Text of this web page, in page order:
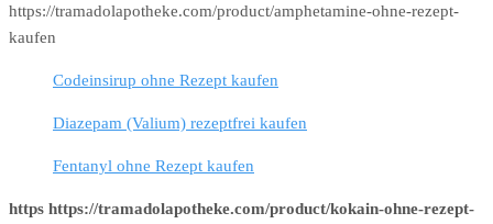
https://tramadolapotheke.com/product/amphetamine-ohne-rezept-
kaufen
Codeinsirup ohne Rezept kaufen
Diazepam (Valium) rezeptfrei kaufen
Fentanyl ohne Rezept kaufen
https https://tramadolapotheke.com/product/kokain-ohne-rezept-